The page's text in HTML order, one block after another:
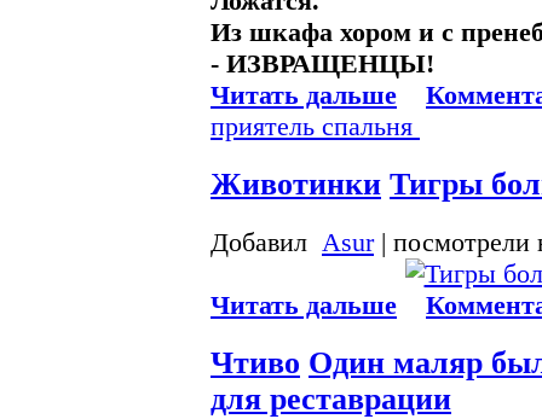
Из шкафа хором и с
- ИЗВРАЩЕНЦЫ!
Читать дальше
приятель спальня
Животинки Тигры
Добавил Asur| посмотрели
Читать дальше
Чтиво Один маляр
для реставрации